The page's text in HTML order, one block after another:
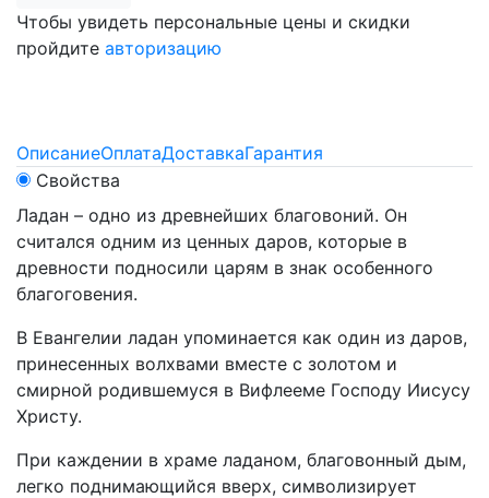
Чтобы увидеть персональные цены и скидки
пройдите авторизацию
ОписаниеОплатаДоставкаГарантия
Свойства
Ладан – одно из древнейших благовоний. Он
считался одним из ценных даров, которые в
древности подносили царям в знак особенного
благоговения.
В Евангелии ладан упоминается как один из даров,
принесенных волхвами вместе с золотом и
смирной родившемуся в Вифлееме Господу Иисусу
Христу.
При каждении в храме ладаном, благовонный дым,
легко поднимающийся вверх, символизирует